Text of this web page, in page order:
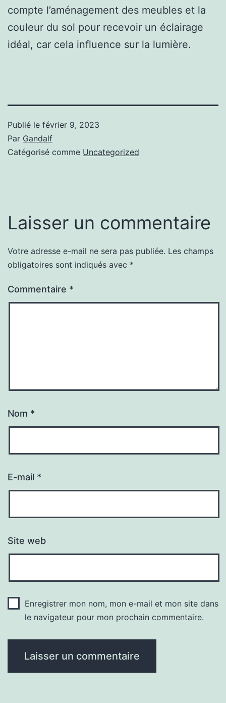
compte l’aménagement des meubles et la
couleur du sol pour recevoir un éclairage
idéal, car cela influence sur la lumière.
Publié le février 9, 2023
Par Gandalf
Catégorisé comme Uncategorized
Laisser un commentaire
Votre adresse e-mail ne sera pas publiée. Les champs
obligatoires sont indiqués avec *
Commentaire *
Nom *
E-mail *
Site web
Enregistrer mon nom, mon e-mail et mon site dans
le navigateur pour mon prochain commentaire.